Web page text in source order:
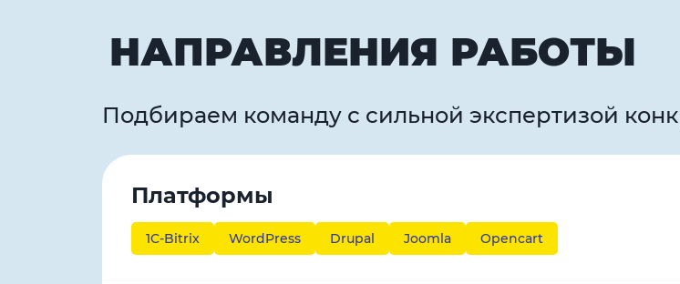
НАПРАВЛЕНИЯ РАБОТЫ
Подбираем команду с сильной экспертизой
Платформы
1C-Bitrix WordPress Drupal Joomla Opencart